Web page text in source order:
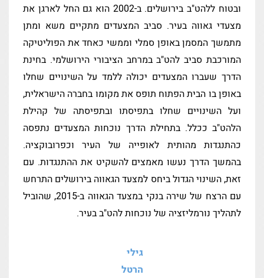
ובטוח ללהט"ב בירושלים. ב-2002 הוא גם החל לארגן את
מצעדי גאווה בעיר. סביב המצעדים מתקיים משא ומתן
מתמשך המסמן באופן סמלי וממשי כאחד את הפוליטיקה
המורכבת סביב להט"ב במרחב הציבורי הירושלמי. בחינת
הדרך שעברו המצעדים יכולה ללמד על השינויים שחלו
באופן בו הבית הפתוח תופס את מקומו בחברה הישראלית,
ועל השינויים שחלו בתפיסתו ובתפיסתה של קהילת
הלהט"ב ככלל. בתחילת הדרך נוכחות המצעדים נתפסה
כהתנגדות מהותית לאופייה של העיר וכפרובוקציה.
בהמשך הדרך נעשו מאמצים להשקיט את ההתנגדות. עם
זאת, השינוי הגדול ביחס למצעד הגאווה בירושלים התרחש
עם הרצח של שירה בנקי במצעד הגאווה ב-2015, שהוביל
לתהליך נורמליזציה של נוכחות להט"ב בעיר.
גילי
הרטל